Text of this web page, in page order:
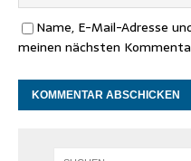
Name, E-Mail-Adresse
meinen nächsten